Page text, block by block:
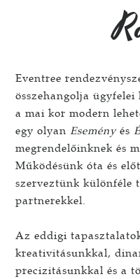
Eventree
összehangolja
a mai kor modern
egy olyanEseményés
megrendelőinknek és
Működésünk óta és
szerveztünk különféle
partnerekkel.
Az eddigi
kreativitásunkkal,
precizitásunkkal és a